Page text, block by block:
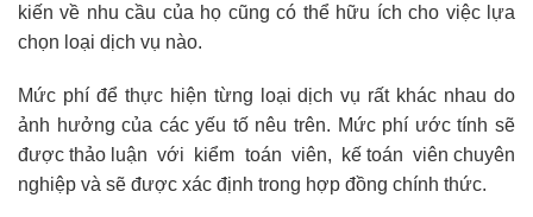
kiến về nhu cầu của họ cũng có thể hữu ích cho việc lựa
chọn loại dịch vụ nào.
Mức phí để thực hiện từng loại dịch vụ rất khác nhau do
ảnh hưởng của các yếu tố nêu trên. Mức phí ước tính sẽ
được thảo luận với kiểm toán viên, kế toán viên chuyên
nghiệp và sẽ được xác định trong hợp đồng chính thức.